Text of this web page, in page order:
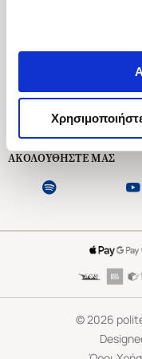
Δευτέρα
Εξυπηρέτηση Πελατών
ΑΚΟΛΟΥΘΗΣΤΕ ΜΑΣ
©2026